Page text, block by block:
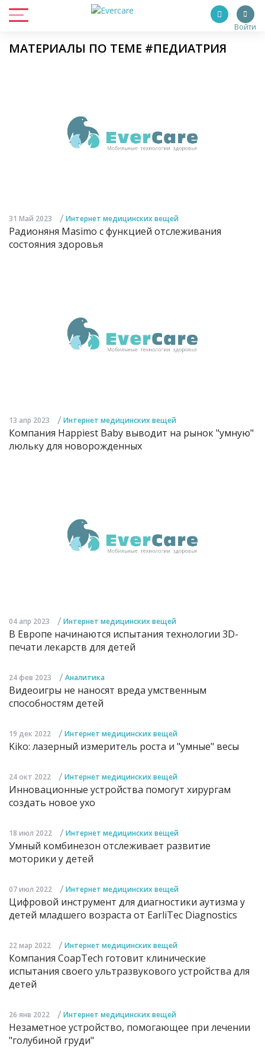
Войти
МАТЕРИАЛЫ ПО ТЕМЕ #ПЕДИАТРИЯ
31 Май 2023 / Интернет медицинских вещей
Радионяня Masimo с функцией отслеживания
состояния здоровья
13 апр 2023 / Интернет медицинских вещей
Компания Happiest Baby выводит на рынок "умную"
люльку для новорожденных
04 апр 2023 / Интернет медицинских вещей
В Европе начинаются испытания технологии 3D-
печати лекарств для детей
24 фев 2023 / Аналитика
Видеоигры не наносят вреда умственным
способностям детей
19 дек 2022 / Интернет медицинских вещей
Kiko: лазерный измеритель роста и "умные" весы
24 окт 2022 / Интернет медицинских вещей
Инновационные устройства помогут хирургам
создать новое ухо
18 июл 2022 / Интернет медицинских вещей
Умный комбинезон отслеживает развитие
моторики у детей
07 июл 2022 / Интернет медицинских вещей
Цифровой инструмент для диагностики аутизма у
детей младшего возраста от EarliTec Diagnostics
22 мар 2022 / Интернет медицинских вещей
Компания CoapTech готовит клинические
испытания своего ультразвукового устройства для
детей
26 янв 2022 / Интернет медицинских вещей
Незаметное устройство, помогающее при лечении
"голубиной груди"